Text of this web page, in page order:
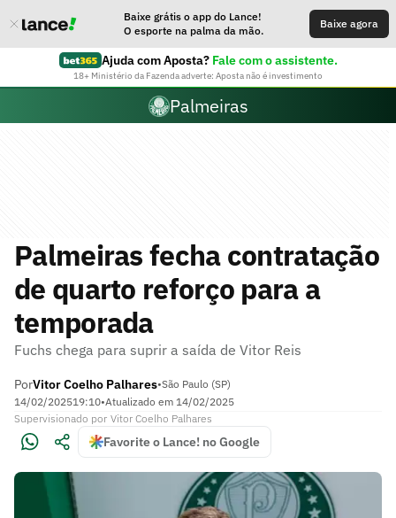
Baixe grátis o app do Lance!
O esporte na palma da mão.
Baixe agora
Ajuda com Aposta? Fale com o assistente.
18+ Ministério da Fazenda adverte: Aposta não é investimento
Palmeiras
Palmeiras fecha contratação
de quarto reforço para a
temporada
Fuchs chega para suprir a saída de Vitor Reis
PorVitor Coelho Palhares•São Paulo (SP)
14/02/202519:10•Atualizado em 14/02/2025
Supervisionado por Vitor Coelho Palhares
Favorite o Lance! no Google